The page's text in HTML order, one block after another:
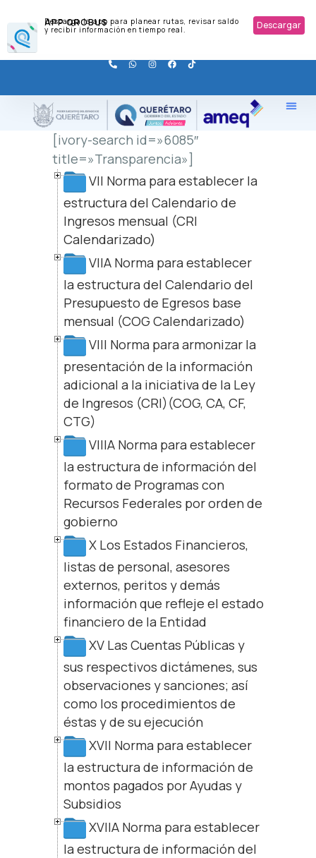
APP QROBUS
Descarga la app para planear rutas, revisar saldo
y recibir información en tiempo real.
Descargar
[ivory-search id=»6085″
title=»Transparencia»]
VII Norma para establecer la
estructura del Calendario de
Ingresos mensual (CRI
Calendarizado)
VIIA Norma para establecer
la estructura del Calendario del
Presupuesto de Egresos base
mensual (COG Calendarizado)
VIII Norma para armonizar la
presentación de la información
adicional a la iniciativa de la Ley
de Ingresos (CRI)(COG, CA, CF,
CTG)
VIIIA Norma para establecer
la estructura de información del
formato de Programas con
Recursos Federales por orden de
gobierno
X Los Estados Financieros,
listas de personal, asesores
externos, peritos y demás
información que refleje el estado
financiero de la Entidad
XV Las Cuentas Públicas y
sus respectivos dictámenes, sus
observaciones y sanciones; así
como los procedimientos de
éstas y de su ejecución
XVII Norma para establecer
la estructura de información de
montos pagados por Ayudas y
Subsidios
XVIIA Norma para establecer
la estructura de información del